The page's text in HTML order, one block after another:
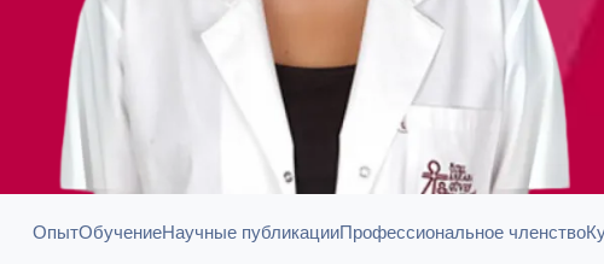
ОпытОбучениеНаучные публикацииПрофессиональное членство